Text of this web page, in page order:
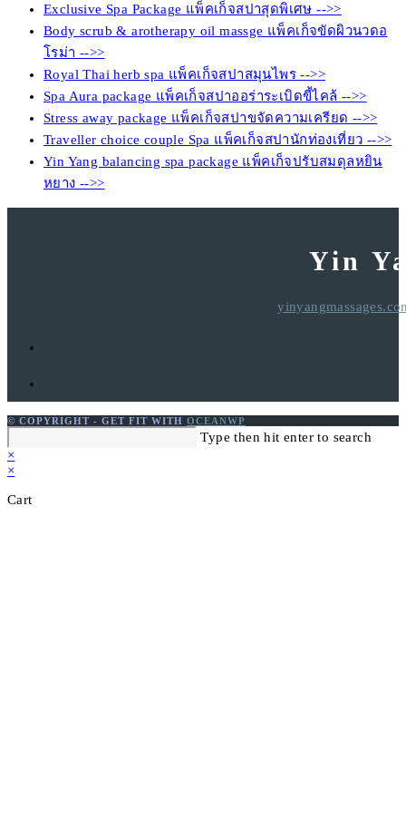
Exclusive Spa Package แพ็คเก็จสปาสุดพิเศษ -->>
Body scrub & arotherapy oil massge แพ็คเก็จขัดผิวนวดอ
โรม่า -->>
Royal Thai herb spa แพ็คเก็จสปาสมุนไพร -->>
Spa Aura package แพ็คเก็จสปาออร่าระเบิดขี้ไคล้ -->>
Stress away package แพ็คเก็จสปาขจัดความเครียด -->>
Traveller choice couple Spa แพ็คเก็จสปานักท่องเที่ยว -->>
Yin Yang balancing spa package แพ็คเก็จปรับสมดุลหยิน
หยาง -->>
Yin
© COPYRIGHT - GET FIT WITH OCEANWP
Search
this
website
Type then hit enter to search
×
×
Cart